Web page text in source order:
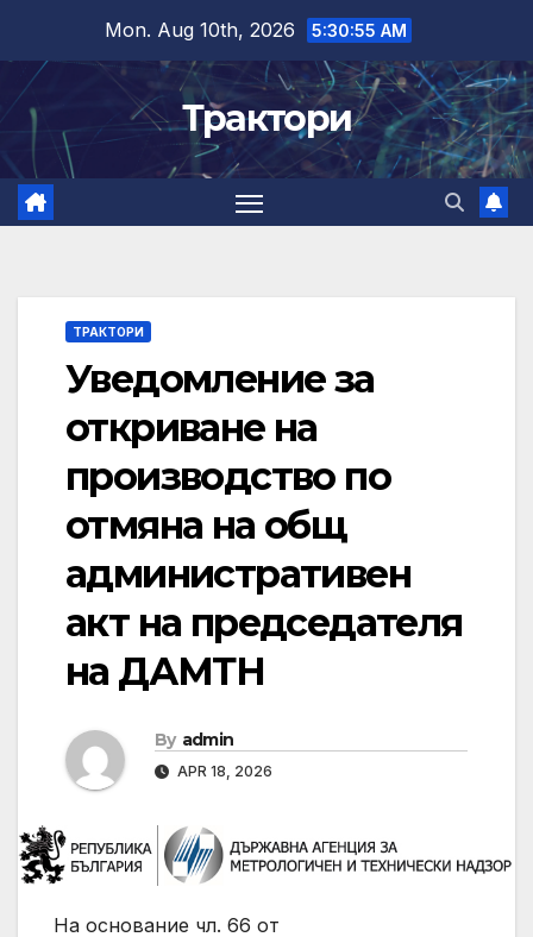
content
Mon. Aug 10th, 2026 5:30:56 AM
Трактори
ТРАКТОРИ
Уведомление за
откриване на
производство по
отмяна на общ
административен
акт на председателя
на ДАМТН
By admin
APR 18, 2026
На основание чл. 66 от